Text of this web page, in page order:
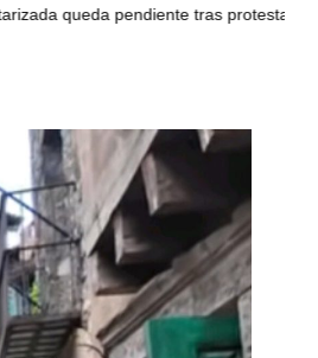
queda pendiente tras protesta; SEP